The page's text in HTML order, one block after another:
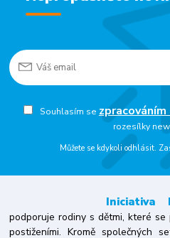
Souhlasím se
rozesílky
Můžete se kdykoli odhlásit.
Iniciativa
podporuje rodiny s dětmi, které
postiženími. Kromě společných